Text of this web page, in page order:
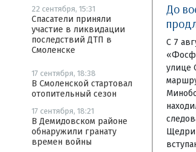
22 сентября, 15:31
Спасатели приняли
участие в ликвидации
последствий ДТП в
Смоленске
17 сентября, 18:38
В Смоленской стартовал
отопительный сезон
17 сентября, 18:21
В Демидовском районе
обнаружили гранату
времен войны
До
С 7
улице